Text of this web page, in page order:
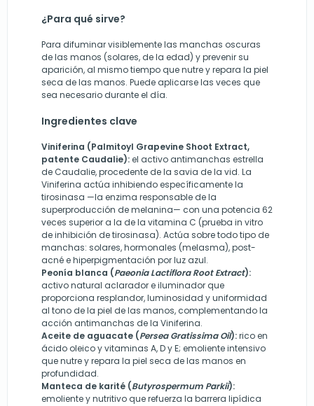
¿Para qué sirve?
Para difuminar visiblemente las manchas oscuras
de las manos (solares, de la edad) y prevenir su
aparición, al mismo tiempo que nutre y repara la piel
seca de las manos. Puede aplicarse las veces que
sea necesario durante el día.
Ingredientes clave
Viniferina (Palmitoyl Grapevine Shoot Extract,
patente Caudalie):el activo antimanchas estrella
de Caudalie, procedente de la savia de la vid. La
Viniferina actúa inhibiendo específicamente la
tirosinasa —la enzima responsable de la
superproducción de melanina— con una potencia 62
veces superior a la de la vitamina C (prueba in vitro
de inhibición de tirosinasa). Actúa sobre todo tipo de
manchas: solares, hormonales (melasma), post-
acné e hiperpigmentación por luz azul.
Peonía blanca (Paeonia Lactiflora Root Extract):
activo natural aclarador e iluminador que
proporciona resplandor, luminosidad y uniformidad
al tono de la piel de las manos, complementando la
acción antimanchas de la Viniferina.
Aceite de aguacate (Persea Gratissima Oil):rico en
ácido oleico y vitaminas A, D y E; emoliente intensivo
que nutre y repara la piel seca de las manos en
profundidad.
Manteca de karité (Butyrospermum Parkii):
emoliente y nutritivo que refuerza la barrera lipídica